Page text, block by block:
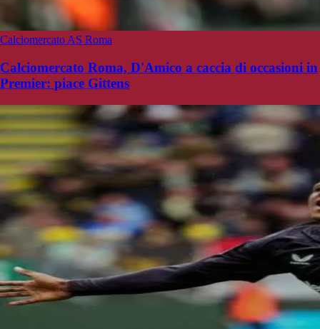
Calciomercato AS Roma
Calciomercato Roma, D'Amico a caccia di occasioni in
Premier: piace Gittens